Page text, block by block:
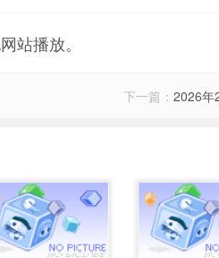
站播放。
下一篇： 2026年